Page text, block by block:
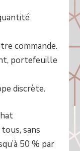
commande.
portefeuille
discrète.
sans
50 % par